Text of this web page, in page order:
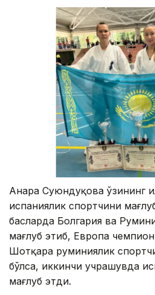
Анара Суюндуқова ўзининг
испаниялик спортчини
баҳсларда Болгария ва
мағлуб этиб, Европа
Шотқара руминиялик
бўлса, иккинчи учрашувда
мағлуб этди.